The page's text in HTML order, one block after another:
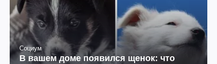
Социум
В вашем доме появился щенок: что